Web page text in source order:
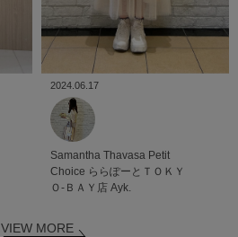
2024.06.17
Samantha Thavasa Petit
Choice ららぽーとＴＯＫＹ
Ｏ-ＢＡＹ店 Ayk.
VIEW MORE